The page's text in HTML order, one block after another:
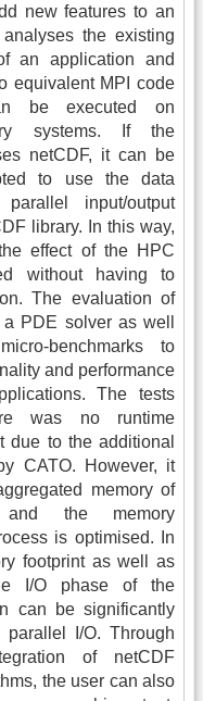
new features to an
the existing
an application and
equivalent MPI code
be executed on
systems. If the
netCDF, it can be
to use the data
input/output
library. In this way,
effect of the HPC
without having to
The evaluation of
PDE solver as well
benchmarks to
and performance
The tests
was no runtime
due to the additional
CATO. However, it
memory of
and the memory
is optimised. In
footprint as well as
I/O phase of the
can be significantly
I/O. Through
of netCDF
the user can also